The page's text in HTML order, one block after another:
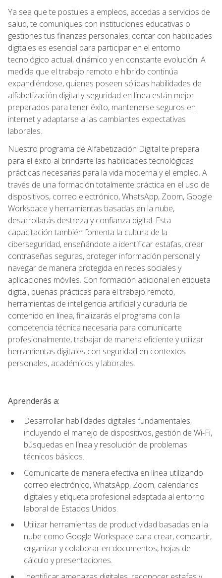
Ya sea que te postules a empleos, accedas a servicios de
salud, te comuniques con instituciones educativas o
gestiones tus finanzas personales, contar con habilidades
digitales es esencial para participar en el entorno
tecnológico actual, dinámico y en constante evolución. A
medida que el trabajo remoto e híbrido continúa
expandiéndose, quienes poseen sólidas habilidades de
alfabetización digital y seguridad en línea están mejor
preparados para tener éxito, mantenerse seguros en
internet y adaptarse a las cambiantes expectativas
laborales.
Nuestro programa de Alfabetización Digital te prepara
para el éxito al brindarte las habilidades tecnológicas
prácticas necesarias para la vida moderna y el empleo. A
través de una formación totalmente práctica en el uso de
dispositivos, correo electrónico, WhatsApp, Zoom, Google
Workspace y herramientas basadas en la nube,
desarrollarás destreza y confianza digital. Esta
capacitación también fomenta la cultura de la
ciberseguridad, enseñándote a identificar estafas, crear
contraseñas seguras, proteger información personal y
navegar de manera protegida en redes sociales y
aplicaciones móviles. Con formación adicional en etiqueta
digital, buenas prácticas para el trabajo remoto,
herramientas de inteligencia artificial y curaduría de
contenido en línea, finalizarás el programa con la
competencia técnica necesaria para comunicarte
profesionalmente, trabajar de manera eficiente y utilizar
herramientas digitales con seguridad en contextos
personales, académicos y laborales.
Aprenderás a:
Desarrollar habilidades digitales fundamentales,
incluyendo el manejo de dispositivos, gestión de Wi-Fi,
búsquedas en línea y resolución de problemas
técnicos básicos.
Comunicarte de manera efectiva en línea utilizando
correo electrónico, WhatsApp, Zoom, calendarios
digitales y etiqueta profesional adaptada al entorno
laboral de Estados Unidos.
Utilizar herramientas de productividad basadas en la
nube como Google Workspace para crear, compartir,
organizar y colaborar en documentos, hojas de
cálculo y presentaciones.